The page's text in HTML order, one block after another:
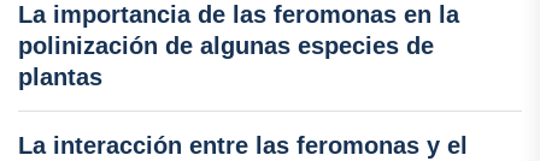
La importancia de las feromonas en la
polinización de algunas especies de
plantas
La interacción entre las feromonas y el